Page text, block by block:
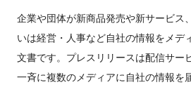
企業や団体が新商品発売や新サービス
いは経営・人事など自社の情報をメデ
文書です。プレスリリースは配信サー
一斉に複数のメディアに自社の情報を